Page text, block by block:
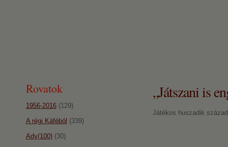
„Játszani is
Játékos huszadik
Rovatok
1956-2016(129)
A régi Káféból (339)
Ady(100)(30)